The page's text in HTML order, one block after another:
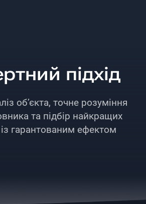
підхід
об’єкта, точне розуміння
та підбір найкращих
із гарантованим ефектом